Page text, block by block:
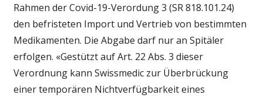
Rahmen der Covid-19-Verordung 3 (SR 818.101.24)
den befristeten Import und Vertrieb von bestimmten
Medikamenten. Die Abgabe darf nur an Spitäler
erfolgen. «Gestützt auf Art. 22 Abs. 3 dieser
Verordnung kann Swissmedic zur Überbrückung
einer temporären Nichtverfügbarkeit eines